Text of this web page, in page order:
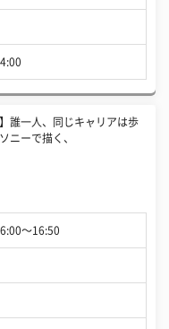
】誰一人、同じキャリアは歩
ニーで描く、
〜16:50